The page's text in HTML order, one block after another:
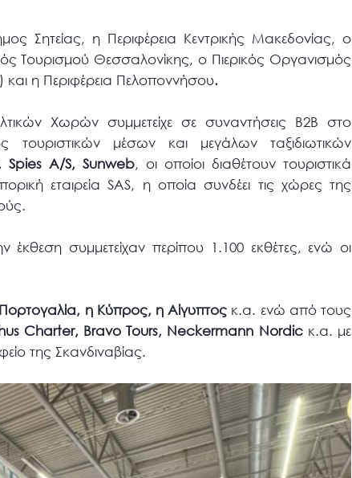
Σητείας, η Περιφέρεια Κεντρικής Μακεδονίας, ο
Τουρισμού Θεσσαλονίκης, o Πιερικός Οργανισμός
η Περιφέρεια Πελοποννήσου.
Χωρών συμμετείχε σε συναντήσεις Β2Β στο
μέσων και μεγάλων ταξιδιωτικών
,Spies A/S,Sunweb, οι οποίοι διαθέτουν τουριστικά
εταιρεία SAS, η οποία συνδέει τις χώρες της
συμμετείχαν περίπου 1.100 εκθέτες, ενώ οι
η Κύπρος, η Αίγυπτος κ.α. ενώ από τους
Charter, Bravo Tours, Neckermann Nordic κ.α. με
της Σκανδιναβίας.